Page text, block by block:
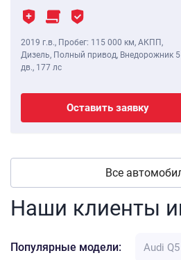
2019 г.в., Пробег: 115 000 км, АКПП,
Дизель, Полный привод, Внедорожник 5
дв., 177 лс
Оставить заявку
Все
Наши клиенты
Популярные модели: Audi Q5